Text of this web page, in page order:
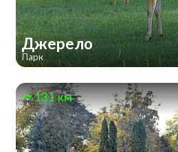
Джерело
Парк
131 км